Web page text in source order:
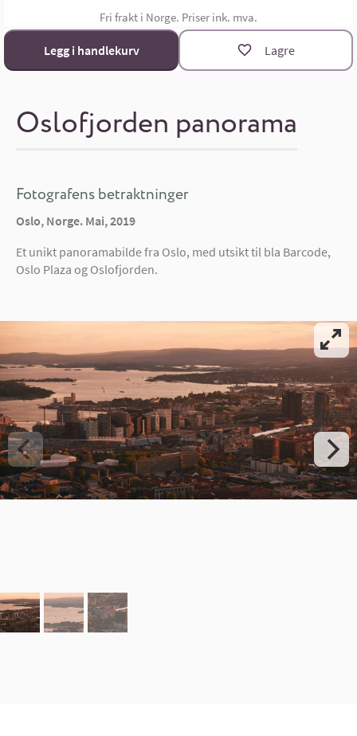
Oslofjorden panorama
limtre blindramme. Bildemål oppgis som
bredde x høyde i cm.Materialoversikt
Størrelsekalkulator
Fri frakt i Norge. Priser ink. mva.
Legg i handlekurv Lagre
Fotografens betraktninger
Oslo, Norge. Mai, 2019
Et unikt panoramabilde fra Oslo, med utsikt til bla Barcode,
Oslo Plaza og Oslofjorden.